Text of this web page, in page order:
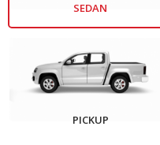
SEDAN
PICKUP